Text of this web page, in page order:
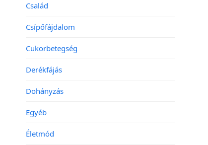
Család
Csípőfájdalom
Cukorbetegség
Derékfájás
Dohányzás
Egyéb
Életmód